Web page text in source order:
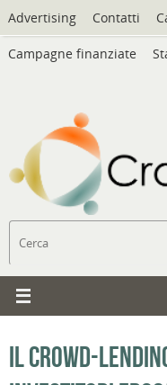
Vai
al
contenuto
Advertising Contatti
Campagne finanziate
Il Crowd-